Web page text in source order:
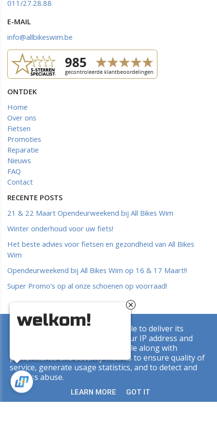
011/27.28.88
E-MAIL
info@allbikeswim.be
ONTDEK
Home
Over ons
Fietsen
Promoties
Reparatie
Nieuws
FAQ
Contact
RECENTE POSTS
21 & 22 Maart Opendeurweekend bij All Bikes Wim
Winter onderhoud voor uw fiets!
Het beste advies voor fietsen en gezondheid van All Bikes
Wim
Opendeurweekend bij All Bikes Wim op 16 & 17 Maart!!
Super Promo's op al onze schoenen op voorraad!
Copyright © 2026 All Bikes Wim. All rights reserved. |
UP-TO-DATE WebDesign
This site uses cookies from Google to deliver its
services and to analyze traffic. Your IP address and
user-agent are shared with Google along with
performance and security metrics to ensure quality of
service, generate usage statistics, and to detect and
address abuse.
LEARN MORE GOT IT
welkom!